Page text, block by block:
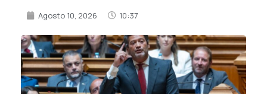
Agosto 10, 2026 10:37